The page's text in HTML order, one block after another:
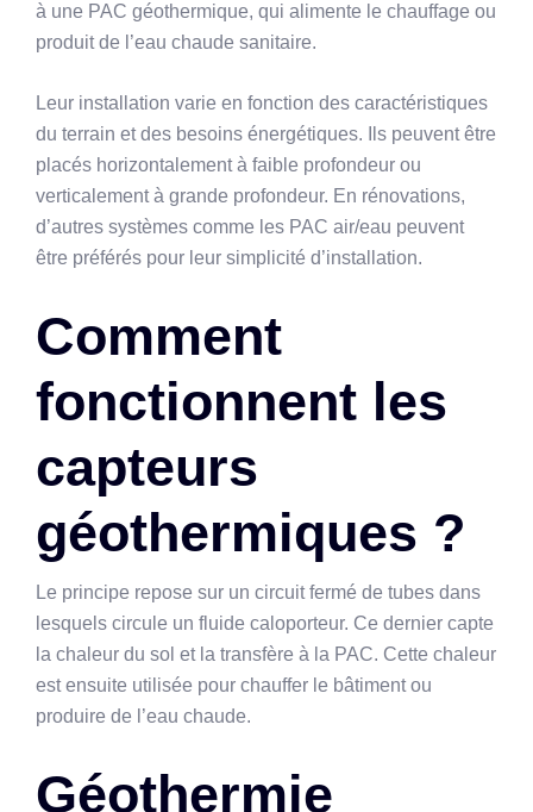
à une PAC géothermique, qui alimente le chauffage ou
produit de l’eau chaude sanitaire.
Leur installation varie en fonction des caractéristiques
du terrain et des besoins énergétiques. Ils peuvent être
placés horizontalement à faible profondeur ou
verticalement à grande profondeur. En rénovations,
d’autres systèmes comme les PAC air/eau peuvent
être préférés pour leur simplicité d’installation.
Comment
fonctionnent les
capteurs
géothermiques ?
Le principe repose sur un circuit fermé de tubes dans
lesquels circule un fluide caloporteur. Ce dernier capte
la chaleur du sol et la transfère à la PAC. Cette chaleur
est ensuite utilisée pour chauffer le bâtiment ou
produire de l’eau chaude.
Géothermie